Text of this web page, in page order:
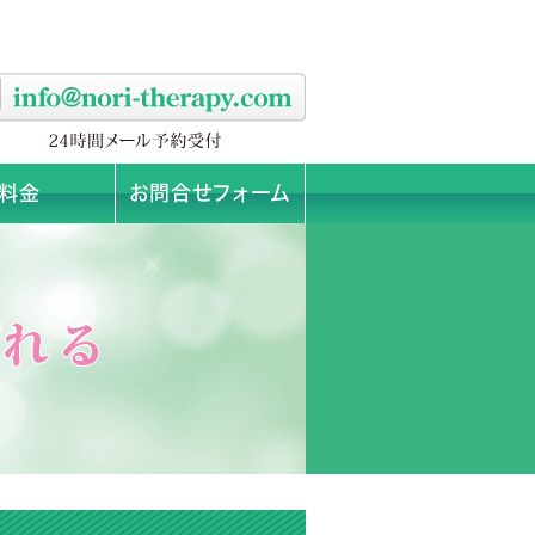
金 お問合せフォーム